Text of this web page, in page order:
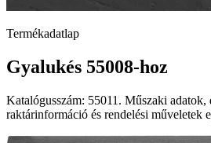
Termékadatlap
Gyalukés 55008-hoz
Katalógusszám: 55011. Műszaki adatok,
raktárinformáció és rendelési műveletek